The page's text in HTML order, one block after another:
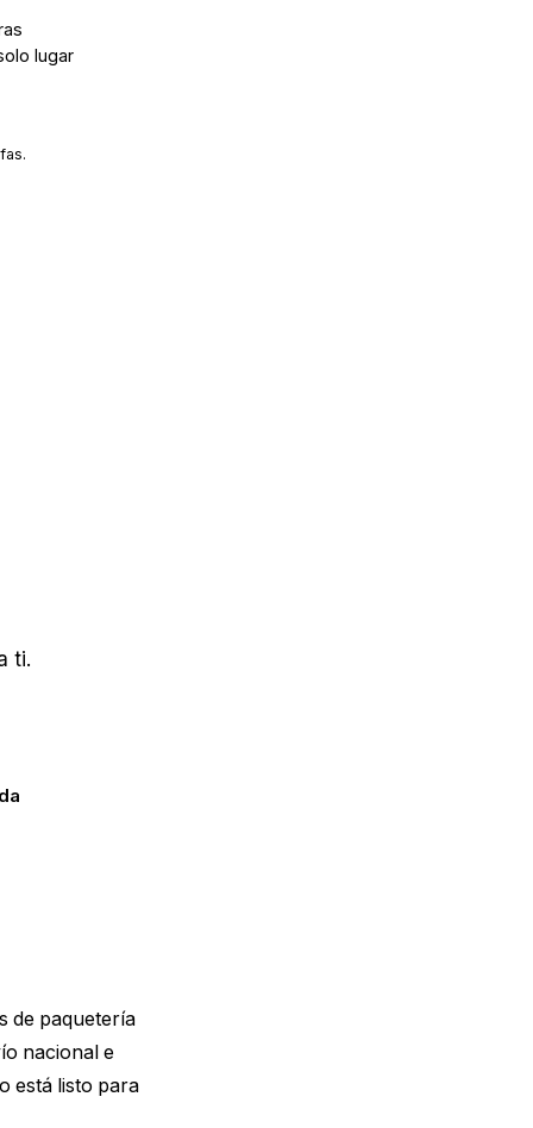
lugar
ti.
de paquetería
nacional e
está listo para